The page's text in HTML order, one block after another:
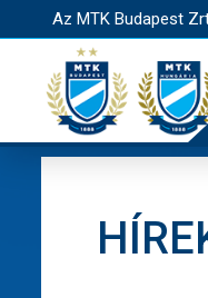
Az MTK Budapest